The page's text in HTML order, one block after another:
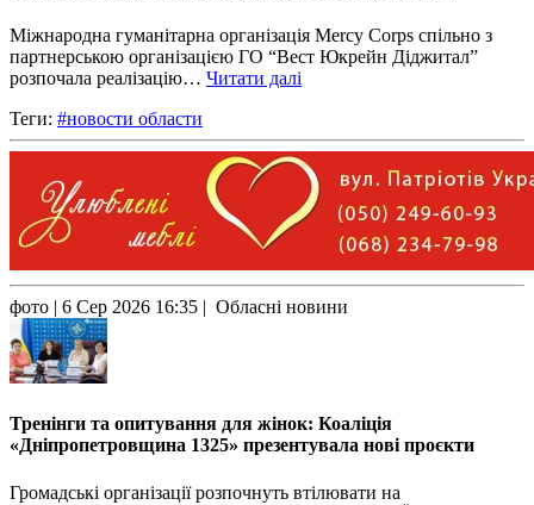
Міжнародна гуманітарна організація Mercy Corps спільно з
партнерською організацією ГО “Вест Юкрейн Діджитал”
розпочала реалізацію… Читати далі
Теги: #новости области
фото | 6 Сер 2026 16:35 | Обласні новини
Тренінги та опитування для жінок: Коаліція
«Дніпропетровщина 1325» презентувала нові проєкти
Громадські організації розпочнуть втілювати на